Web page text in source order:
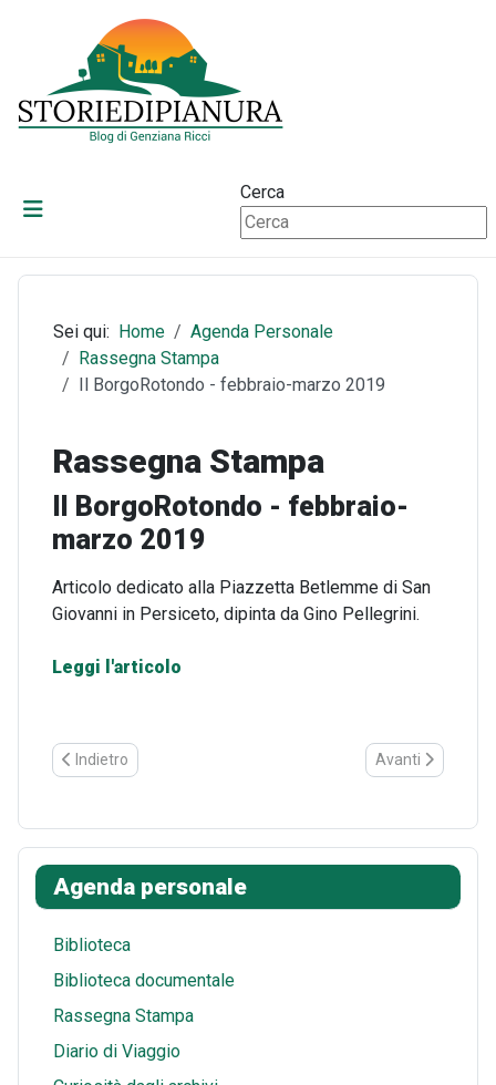
Cerca
Sei qui: Home
Agenda Personale
Rassegna Stampa
Il BorgoRotondo - febbraio-marzo 2019
Rassegna Stampa
Il BorgoRotondo - febbraio-
marzo 2019
Dettagli
Articolo dedicato alla Piazzetta Betlemme di San
Giovanni in Persiceto, dipinta da Gino Pellegrini.
Leggi l'articolo
Articolo precedente: La Stampa - N. 182 - 3 agosto 1951
Indietro Articolo
Avanti
Agenda personale
Biblioteca
Biblioteca documentale
Rassegna Stampa
Diario di Viaggio